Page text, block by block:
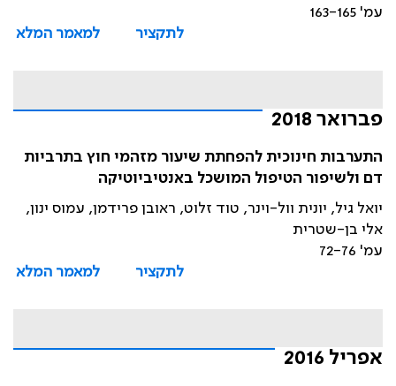
עמ' 163-165
לתקציר
למאמר המלא
פברואר 2018
התערבות חינוכית להפחתת שיעור מזהמי חוץ בתרביות
דם ולשיפור הטיפול המושכל באנטיביוטיקה
יואל גיל, יונית וול-וינר, טוד זלוט, ראובן פרידמן, עמוס ינון,
אלי בן-שטרית
עמ' 72-76
לתקציר
למאמר המלא
אפריל 2016